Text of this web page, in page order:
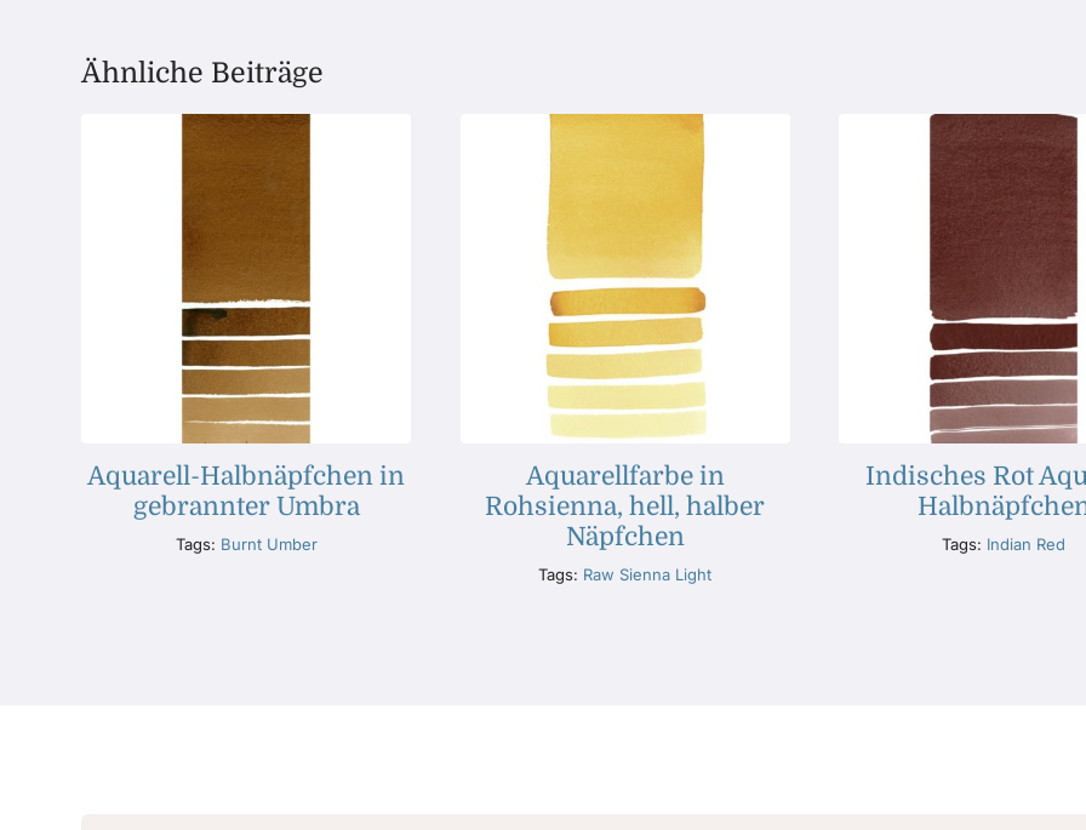
Ähnliche Beiträge
Aquarell-Halbnäpfchen in
gebrannter Umbra
Tags: Burnt Umber
Aquarellfarbe in
Rohsienna, hell, halber
Näpfchen
Tags: Raw Sienna Light
Indisches Rot
Tags: Indian Red